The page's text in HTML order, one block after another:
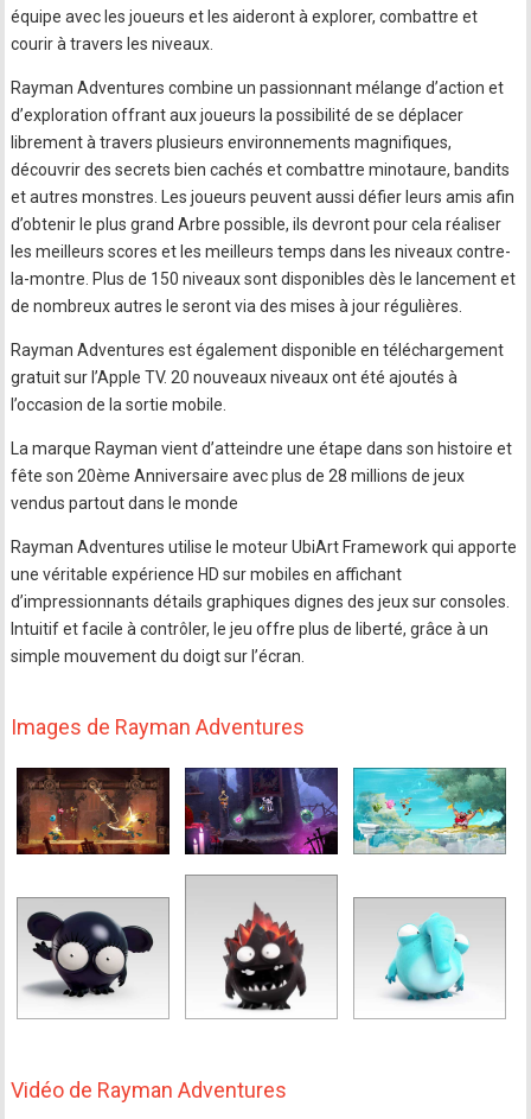
équipe avec les joueurs et les aideront à explorer, combattre et
courir à travers les niveaux.
Rayman Adventures combine un passionnant mélange d’action et
d’exploration offrant aux joueurs la possibilité de se déplacer
librement à travers plusieurs environnements magnifiques,
découvrir des secrets bien cachés et combattre minotaure, bandits
et autres monstres. Les joueurs peuvent aussi défier leurs amis afin
d’obtenir le plus grand Arbre possible, ils devront pour cela réaliser
les meilleurs scores et les meilleurs temps dans les niveaux contre-
la-montre. Plus de 150 niveaux sont disponibles dès le lancement et
de nombreux autres le seront via des mises à jour régulières.
Rayman Adventures est également disponible en téléchargement
gratuit sur l’Apple TV. 20 nouveaux niveaux ont été ajoutés à
l’occasion de la sortie mobile.
La marque Rayman vient d’atteindre une étape dans son histoire et
fête son 20ème Anniversaire avec plus de 28 millions de jeux
vendus partout dans le monde
Rayman Adventures utilise le moteur UbiArt Framework qui apporte
une véritable expérience HD sur mobiles en affichant
d’impressionnants détails graphiques dignes des jeux sur consoles.
Intuitif et facile à contrôler, le jeu offre plus de liberté, grâce à un
simple mouvement du doigt sur l’écran.
Images de Rayman Adventures
Vidéo de Rayman Adventures